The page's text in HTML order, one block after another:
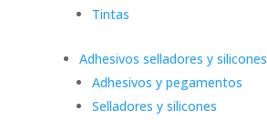
Tintas
Adhesivos selladores y silicones
Adhesivos y pegamentos
Selladores y silicones